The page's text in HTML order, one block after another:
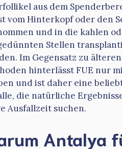
aus dem
vom Hinterkopf oder den
und in die kahlen
Stellen
Im Gegensatz zu älteren
hinterlässt FUE nur
und ist daher eine
die natürliche
Ausfallzeit suchen.
Antalya